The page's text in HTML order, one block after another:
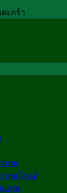
ะกร้า
เทพ
เทพโกลด์
นเทพ